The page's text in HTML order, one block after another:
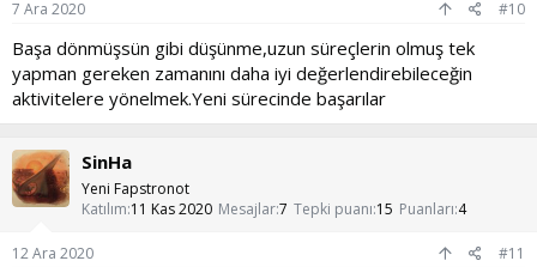
7 Ara 2020 #10
Başa dönmüşsün gibi düşünme,uzun süreçlerin olmuş tek
yapman gereken zamanını daha iyi değerlendirebileceğin
aktivitelere yönelmek.Yeni sürecinde başarılar
SinHa
Yeni Fapstronot
Katılım 11 Kas 2020 Mesajlar7 Tepki puanı 15 Puanları 4
12 Ara 2020 #11